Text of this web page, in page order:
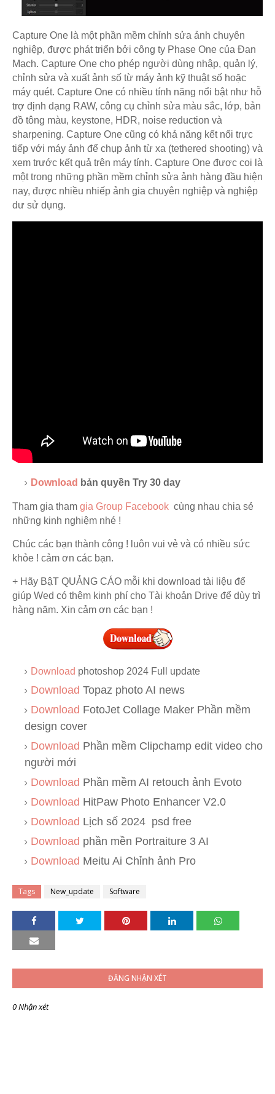
Capture One là một phần mềm chỉnh sửa ảnh chuyên
nghiệp, được phát triển bởi công ty Phase One của Đan
Mạch. Capture One cho phép người dùng nhập, quản lý,
chỉnh sửa và xuất ảnh số từ máy ảnh kỹ thuật số hoặc
máy quét. Capture One có nhiều tính năng nổi bật như hỗ
trợ định dạng RAW, công cụ chỉnh sửa màu sắc, lớp, bản
đồ tông màu, keystone, HDR, noise reduction và
sharpening. Capture One cũng có khả năng kết nối trực
tiếp với máy ảnh để chụp ảnh từ xa (tethered shooting) và
xem trước kết quả trên máy tính. Capture One được coi là
một trong những phần mềm chỉnh sửa ảnh hàng đầu hiện
nay, được nhiều nhiếp ảnh gia chuyên nghiệp và nghiệp
dư sử dụng.
Download bản quyền Try 30 day
Tham gia tham gia Group Facebook cùng nhau chia sẻ
những kinh nghiệm nhé !
Chúc các bạn thành công ! luôn vui vẻ và có nhiều sức
khỏe ! cảm ơn các bạn.
+ Hãy BậT QUẢNG CÁO mỗi khi download tài liệu để
giúp Wed có thêm kinh phí cho Tài khoản Drive để dùy trì
hàng năm. Xin cảm ơn các bạn !
Download photoshop 2024 Full update
Download Topaz photo AI news
Download FotoJet Collage Maker Phần mềm
design cover
Download Phần mềm Clipchamp edit video cho
người mới
Download Phần mềm AI retouch ảnh Evoto
Download HitPaw Photo Enhancer V2.0
Download Lịch số 2024 psd free
Download phần mền Portraiture 3 AI
Download Meitu Ai Chỉnh ảnh Pro
Tags New_update Software
ĐĂNG NHẬN XÉT
0 Nhận xét